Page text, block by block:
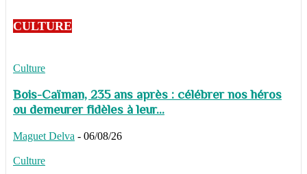
CULTURE
Culture
Bois-Caïman, 235 ans après : célébrer nos héros
ou demeurer fidèles à leur...
Maguet Delva - 06/08/26
Culture